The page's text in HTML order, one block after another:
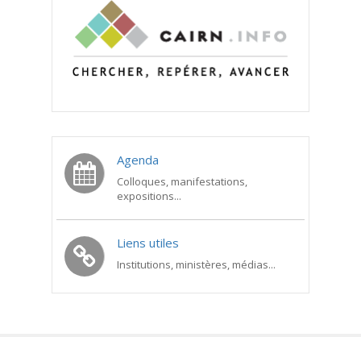
Agenda
Colloques, manifestations,
expositions...
Liens utiles
Institutions, ministères, médias...